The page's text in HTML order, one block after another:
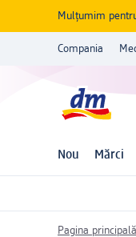
Mulțumim
Compania
Nou Mărci
Pagina principală